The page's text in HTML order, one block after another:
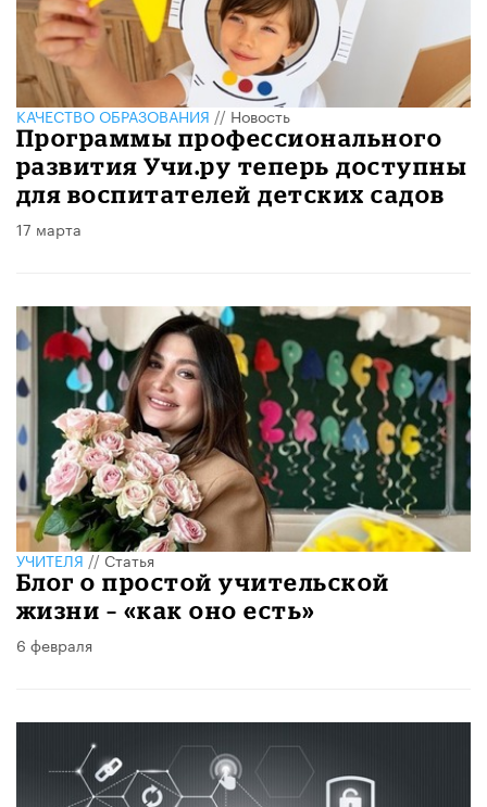
КАЧЕСТВО ОБРАЗОВАНИЯ // Новость
Программы профессионального
развития Учи.ру теперь доступны
для воспитателей детских садов
17 марта
УЧИТЕЛЯ//Статья
Блог о простой учительской
жизни – «как оно есть»
6 февраля